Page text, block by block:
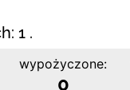
1 .
wypożyczone:
0